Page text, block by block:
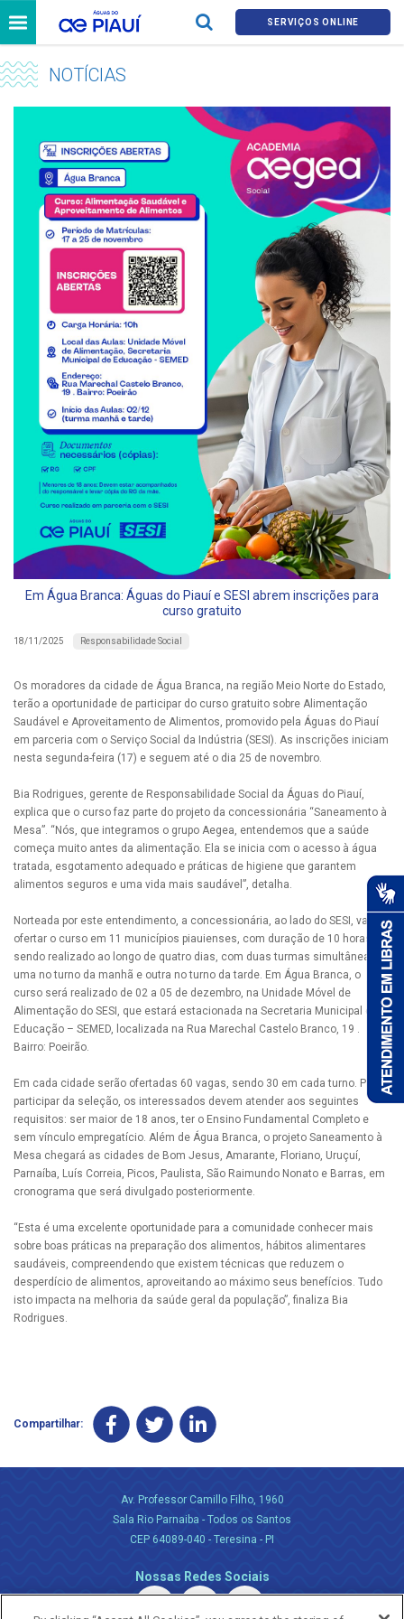
SERVIÇOS ONLINE
NOTÍCIAS
Em Água Branca: Águas do Piauí e SESI abrem inscrições para
curso gratuito
18/11/2025 Responsabilidade Social
Os moradores da cidade de Água Branca, na região Meio Norte do Estado,
terão a oportunidade de participar do curso gratuito sobre Alimentação
Saudável e Aproveitamento de Alimentos, promovido pela Águas do Piauí
em parceria com o Serviço Social da Indústria (SESI). As inscrições iniciam
nesta segunda-feira (17) e seguem até o dia 25 de novembro.
Bia Rodrigues, gerente de Responsabilidade Social da Águas do Piauí,
explica que o curso faz parte do projeto da concessionária “Saneamento à
Mesa”. “Nós, que integramos o grupo Aegea, entendemos que a saúde
começa muito antes da alimentação. Ela se inicia com o acesso à água
tratada, esgotamento adequado e práticas de higiene que garantem
alimentos seguros e uma vida mais saudável”, detalha.
Norteada por este entendimento, a concessionária, ao lado do SESI, vai
ofertar o curso em 11 municípios piauienses, com duração de 10 horas,
sendo realizado ao longo de quatro dias, com duas turmas simultâneas,
uma no turno da manhã e outra no turno da tarde. Em Água Branca, o
curso será realizado de 02 a 05 de dezembro, na Unidade Móvel de
Alimentação do SESI, que estará estacionada na Secretaria Municipal de
Educação – SEMED, localizada na Rua Marechal Castelo Branco, 19 .
Bairro: Poeirão.
Em cada cidade serão ofertadas 60 vagas, sendo 30 em cada turno. Para
participar da seleção, os interessados devem atender aos seguintes
requisitos: ser maior de 18 anos, ter o Ensino Fundamental Completo e
sem vínculo empregatício. Além de Água Branca, o projeto Saneamento à
Mesa chegará as cidades de Bom Jesus, Amarante, Floriano, Uruçuí,
Parnaíba, Luís Correia, Picos, Paulista, São Raimundo Nonato e Barras, em
cronograma que será divulgado posteriormente.
“Esta é uma excelente oportunidade para a comunidade conhecer mais
sobre boas práticas na preparação dos alimentos, hábitos alimentares
saudáveis, compreendendo que existem técnicas que reduzem o
desperdício de alimentos, aproveitando ao máximo seus benefícios. Tudo
isto impacta na melhoria da saúde geral da população”, finaliza Bia
Rodrigues.
Compartilhar:
Av. Professor Camillo Filho, 1960
Sala Rio Parnaiba - Todos os Santos
CEP 64089-040 - Teresina - PI
Nossas Redes Sociais